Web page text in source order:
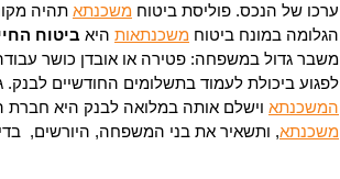
ערכו של הנכס. פוליסת ביטוח משכנתא תהיה
הגלומה במונח ביטוח משכנתאות היא ביטוח
משבר גדול במשפחה: פטירה או אובדן כושר
לפגוע ביכולת לעמוד בתשלומים החודשיים
המשכנתא וישלם אותה במלואה לבנק היא חברת
משכנתא, ותשאיר את בני המשפחה, היורשים,